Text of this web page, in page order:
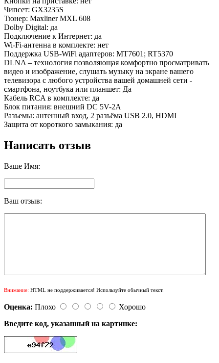
Чипсет: GX3235S
Тюнер: Maxliner MXL 608
Dolby Digital: да
Подключение к Интернет: да
Wi-Fi-антенна в комплекте: нет
Поддержка USB-WiFi адаптеров: MT7601; RT5370
DLNA – технология позволяющая комфортно просматривать
видео и изображение, слушать музыку на экране вашего
телевизора с любого устройства вашей домашней сети -
смартфона, ноутбука или планшет: Да
Кабель RCA в комплекте: да
Блок питания: внешний DС 5V-2A
Разъемы: антенный вход, 2 разъёма USB 2.0, HDMI
Защита от короткого замыкания: да
Написать отзыв
Ваше Имя:
Ваш отзыв:
Внимание: HTML не поддерживается! Используйте обычный текст.
Оценка: Плохо
Хорошо
Введите код, указанный на картинке: